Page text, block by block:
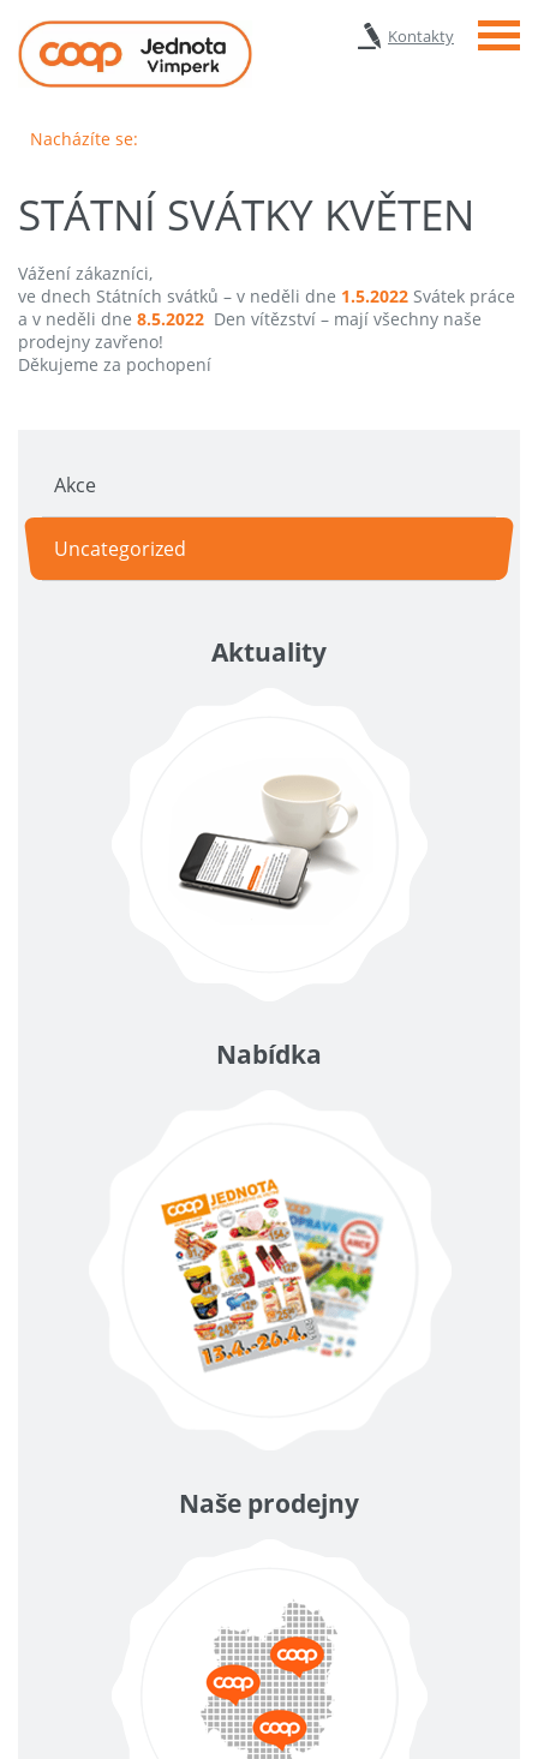
Kontakty Menu
Nacházíte se:
STÁTNÍ SVÁTKY KVĚTEN
Vážení zákazníci,
ve dnech Státních svátků – v neděli dne 1.5.2022 Svátek práce
a v neděli dne 8.5.2022 Den vítězství – mají všechny naše
prodejny zavřeno!
Děkujeme za pochopení
Akce
Uncategorized
Aktuality
Nabídka
Naše prodejny